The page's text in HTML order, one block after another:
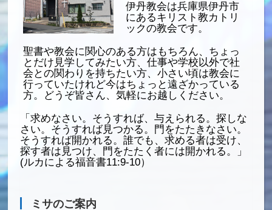
伊丹教会は兵庫県伊丹市
にあるキリスト教カトリ
ックの教会です。
聖書や教会に関心のある方はもちろん、ちょっ
とだけ見学してみたい方、仕事や学校以外で社
会との関わりを持ちたい方、小さい頃は教会に
行っていたけれど今はちょっと遠ざかっている
方。どうぞ皆さん、気軽にお越しください。
「求めなさい。そうすれば、与えられる。探しな
さい。そうすれば見つかる。門をたたきなさい。
そうすれば開かれる。誰でも、求める者は受け、
探す者は見つけ、門をたたく者には開かれる。」
(ルカによる福音書11:9-10）
ミサのご案内